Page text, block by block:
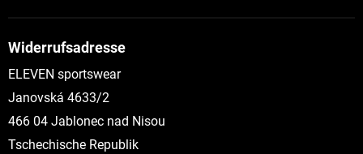
Widerrufsadresse
ELEVEN sportswear
Janovská 4633/2
466 04 Jablonec nad Nisou
Tschechische Republik